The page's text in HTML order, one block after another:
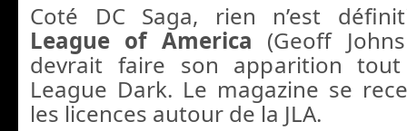
Coté DC Saga, rien n’est
League of America (Geoff
devrait faire son apparition tout
League Dark. Le magazine se
les licences autour de la JLA.